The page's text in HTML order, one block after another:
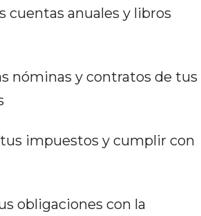
cuentas anuales y libros
nóminas y contratos de tus
impuestos y cumplir con
obligaciones con la